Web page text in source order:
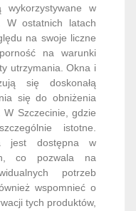
w
W ostatnich latach
na swoje liczne
na warunki
utrzymania. Okna i
się doskonałą
się do obniżenia
W Szczecinie, gdzie
istotne.
jest dostępna w
co pozwala na
potrzeb
wspomnieć o
tych produktów,